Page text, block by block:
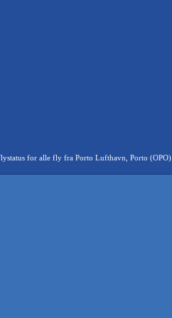
for alle fly fra Porto Lufthavn, Porto (OPO).